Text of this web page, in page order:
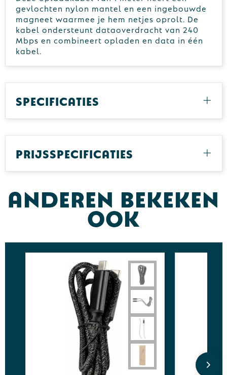
gevlochten nylon mantel en een ingebouwde
magneet waarmee je hem netjes oprolt. De
kabel ondersteunt dataoverdracht van 240
Mbps en combineert opladen en data in één
kabel.
Specificaties
Prijsspecificaties
Anderen bekeken
ook